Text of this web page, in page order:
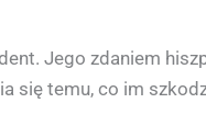
Jego zdaniem
się temu, co im